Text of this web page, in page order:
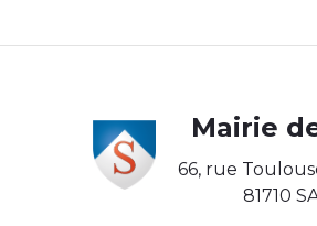
Mairie
66, rue
81710